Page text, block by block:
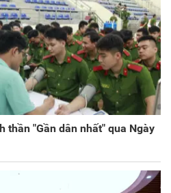
thần "Gần dân nhất" qua Ngày